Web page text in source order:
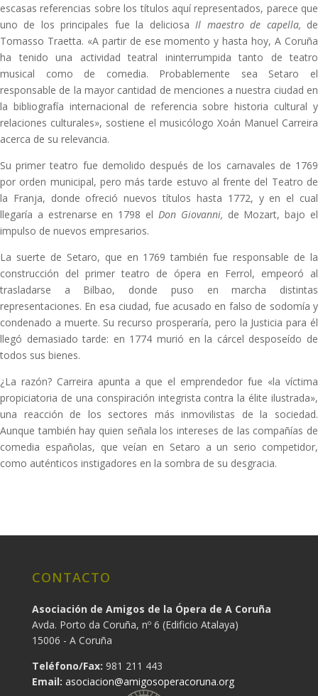
escasas referencias sobre los títulos aquí representados, parece que
uno de los principales fue la deliciosaIl maestro de capella, de
Tomasso Traetta. «A partir de ese momento y hasta hoy, A Coruña
ha tenido una actividad teatral ininterrumpida tanto de teatro
musical como de comedia. Probablemente sea Setaro el
responsable de la mayor cantidad de menciones a nuestra ciudad en
la bibliografía internacional de referencia sobre historia cultural y
relaciones culturales», sostiene el musicólogo Xoán Manuel Carreira
acerca de su relevancia.
Su primer teatro fue demolido después de los carnavales de 1769
por orden municipal, pero más tarde estuvo al frente del Teatro de
la Franja, donde ofreció nuevos títulos hasta 1772, y en el cual
llegaría a estrenarse en 1798 el Don Giovanni, de Mozart, bajo el
impulso de nuevos empresarios.
La suerte de Setaro, que en 1769 también fue responsable de la
construcción del primer teatro de ópera en Ferrol, empeoró al
trasladarse a Bilbao, donde puso en marcha distintas
representaciones. En esa ciudad, fue acusado en falso de sodomía y
condenado a muerte. Su recurso prosperaría, pero la Justicia para él
llegó demasiado tarde: en 1774 murió en la cárcel desposeído de
todos sus bienes.
¿La razón? Carreira apunta a que el emprendedor fue «la víctima
propiciatoria de una conspiración integrista contra la élite ilustrada»,
una reacción de los sectores más inmovilistas de la sociedad.
Aunque también hay quien señala los intereses de las compañías de
comedia españolas, que veían en Setaro a un serio competidor,
como auténticos instigadores en la sombra de su desgracia.
CONTACTO
Asociación de Amigos de la Ópera de A Coruña
Avda. Porto da Coruña, nº 6 (Edificio Atalaya)
15006 - A Coruña
Teléfono/Fax: 981 211 443
Email: asociacion@amigosoperacoruna.org